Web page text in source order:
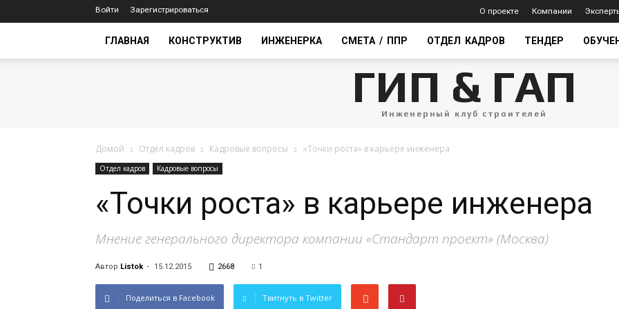
Войти Зарегистрироваться О проекте Компании
ГЛАВНАЯ КОНСТРУКТИВ ИНЖЕНЕРКА СМЕТА / ППР ОТДЕЛ КАДРОВ ТЕНДЕР
ГИП & ГАП
Инженерный клуб строителей
Домой Отдел кадров Кадровые вопросы «Точки роста» в карьере инженера
Отдел кадров Кадровые вопросы
«Точки роста» в карьере инженера
Мнение генерального директора компании «Стандарт проект» (Москва)
Автор Listok - 15.12.2015 2668 1
Поделиться в Facebook Твитнуть в Twitter